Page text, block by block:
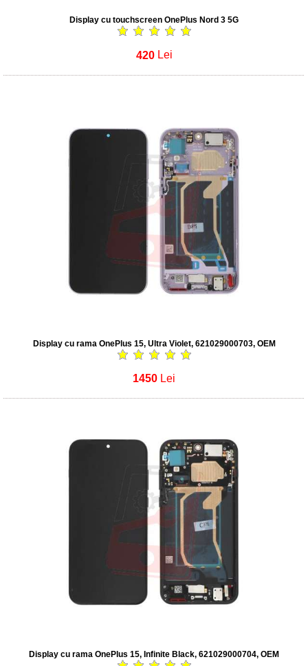
Display cu touchscreen OnePlus Nord 3 5G
420 Lei
Display cu rama OnePlus 15, Ultra Violet, 621029000703, OEM
1450 Lei
Display cu rama OnePlus 15, Infinite Black, 621029000704, OEM